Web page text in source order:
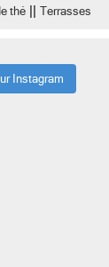
thé Terrasses
Instagram